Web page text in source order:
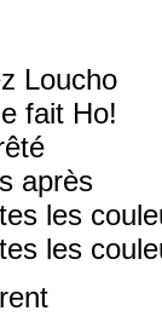
Loucho
fait Ho!
après
les
les